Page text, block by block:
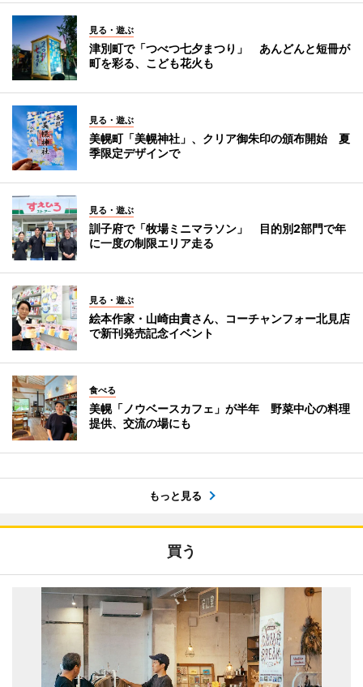
見る・遊ぶ
津別町で「つべつ七夕まつり」 あんどんと短冊が
町を彩る、こども花火も
見る・遊ぶ
美幌町「美幌神社」、クリア御朱印の頒布開始 夏
季限定デザインで
見る・遊ぶ
訓子府で「牧場ミニマラソン」 目的別2部門で年
に一度の制限エリア走る
見る・遊ぶ
絵本作家・山崎由貴さん、コーチャンフォー北見店
で新刊発売記念イベント
食べる
美幌「ノウベースカフェ」が半年 野菜中心の料理
提供、交流の場にも
もっと見る
買う